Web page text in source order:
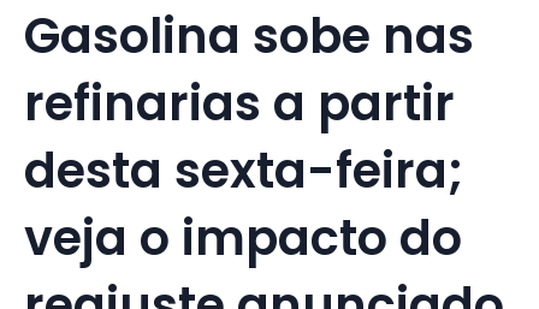
Gasolina sobe nas
refinarias a partir
desta sexta-feira;
veja o impacto do